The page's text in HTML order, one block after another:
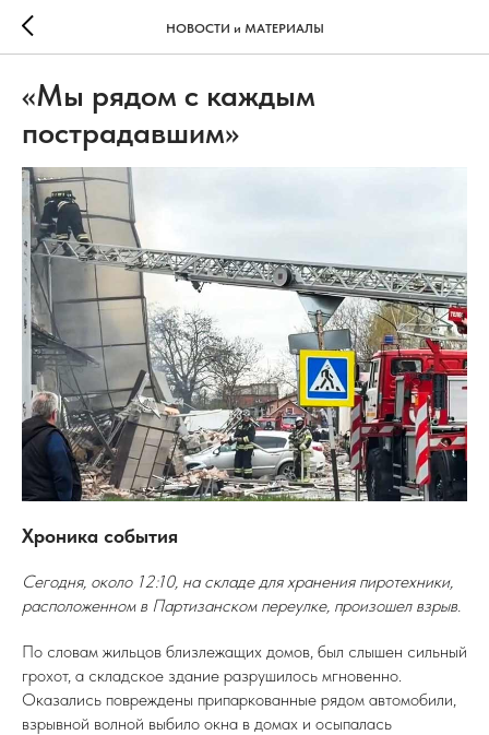
НОВОСТИ и МАТЕРИАЛЫ
«Мы рядом с каждым
пострадавшим»
Хроника события
Сегодня, около 12:10, на складе для хранения пиротехники,
расположенном в Партизанском переулке, произошел взрыв.
По словам жильцов близлежащих домов, был слышен сильный
грохот, а складское здание разрушилось мгновенно.
Оказались повреждены припаркованные рядом автомобили,
взрывной волной выбило окна в домах и осыпалась